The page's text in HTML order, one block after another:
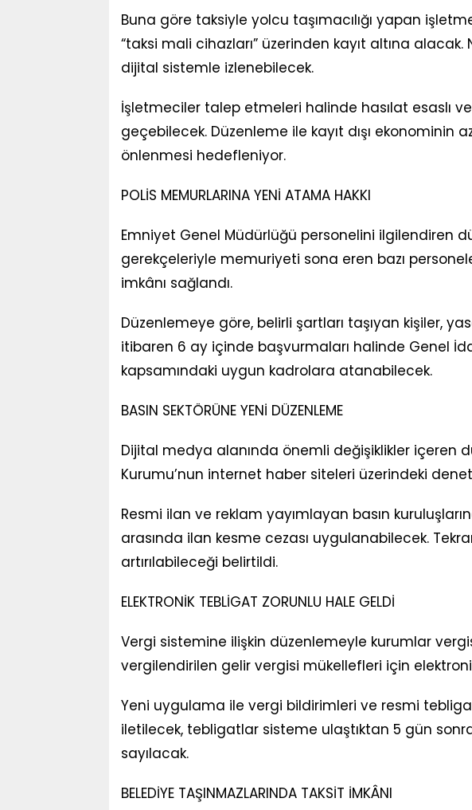
Buna göre taksiyle yolcu taşımacılığı yapan
“taksi mali cihazları” üzerinden kayıt altına
dijital sistemle izlenebilecek.
İşletmeciler talep etmeleri halinde hasılat esaslı
geçebilecek. Düzenleme ile kayıt dışı ekonominin
önlenmesi hedefleniyor.
POLİS MEMURLARINA YENİ ATAMA HAKKI
Emniyet Genel Müdürlüğü personelini ilgilendiren
gerekçeleriyle memuriyeti sona eren bazı
imkânı sağlandı.
Düzenlemeye göre, belirli şartları taşıyan kişiler,
itibaren 6 ay içinde başvurmaları halinde Genel
kapsamındaki uygun kadrolara atanabilecek.
BASIN SEKTÖRÜNE YENİ DÜZENLEME
Dijital medya alanında önemli değişiklikler içeren
Kurumu’nun internet haber siteleri üzerindeki
Resmi ilan ve reklam yayımlayan basın
arasında ilan kesme cezası uygulanabilecek.
artırılabileceği belirtildi.
ELEKTRONİK TEBLİGAT ZORUNLU HALE GELDİ
Vergi sistemine ilişkin düzenlemeyle kurumlar
vergilendirilen gelir vergisi mükellefleri için
Yeni uygulama ile vergi bildirimleri ve resmi
iletilecek, tebligatlar sisteme ulaştıktan 5 gün
sayılacak.
BELEDİYE TAŞINMAZLARINDA TAKSİT İMKÂNI